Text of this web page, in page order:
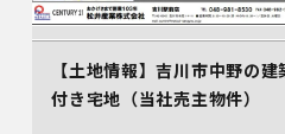
【土地情報】吉川市中野の建
付き宅地（当社売主物件）